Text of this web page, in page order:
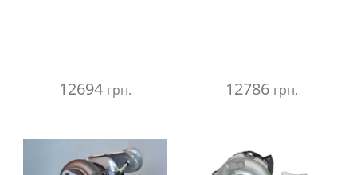
12694 грн. 12786 грн.